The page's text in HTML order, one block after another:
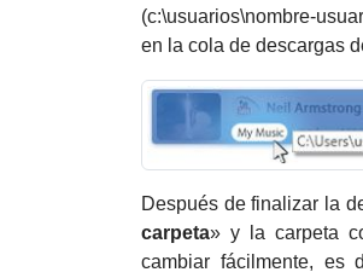
(c:\usuarios\nombre-
en la cola de descargas
Después de finalizar la
carpeta» y la carpeta
cambiar fácilmente, es